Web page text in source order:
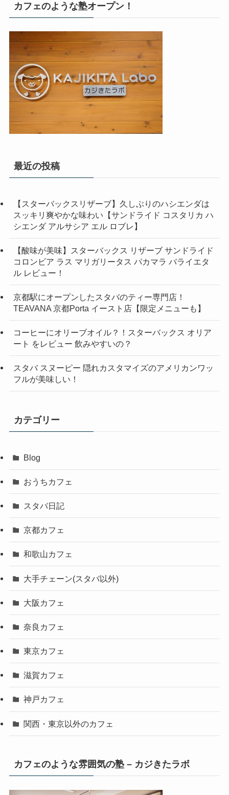
カフェのような塾オープン！
最近の投稿
【スターバックスリザーブ】久しぶりのハシエンダは
スッキリ爽やかな味わい【サンドライド コスタリカ ハ
シエンダ アルサシア エル ロブレ】
【酸味が美味】スターバックス リザーブ サンドライド
コロンビア ラス マリガリータス パカマラ バライエタ
ル レビュー！
京都駅にオープンしたスタバのティー専門店！
TEAVANA 京都Porta イースト店【限定メニューも】
コーヒーにオリーブオイル？！スターバックス オリア
ート をレビュー 飲みやすいの？
スタバ スヌーピー 隠れカスタマイズのアメリカンワッ
フルが美味しい！
カテゴリー
Blog
おうちカフェ
スタバ日記
京都カフェ
和歌山カフェ
大手チェーン(スタバ以外)
大阪カフェ
奈良カフェ
東京カフェ
滋賀カフェ
神戸カフェ
関西・東京以外のカフェ
カフェのような雰囲気の塾 – カジきたラボ